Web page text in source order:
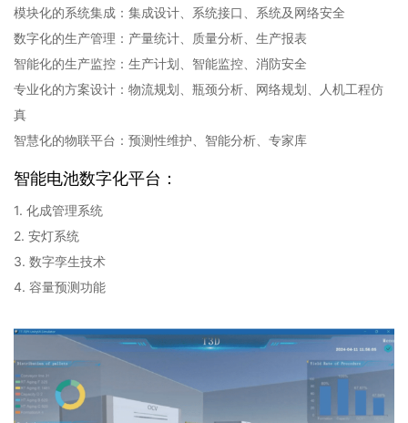
模块化的系统集成：集成设计、系统接口、系统及网络安全
数字化的生产管理：产量统计、质量分析、生产报表
智能化的生产监控：生产计划、智能监控、消防安全
专业化的方案设计：物流规划、瓶颈分析、网络规划、人机工程仿
真
智慧化的物联平台：预测性维护、智能分析、专家库
智能电池数字化平台：
1. 化成管理系统
2. 安灯系统
3. 数字孪生技术
4. 容量预测功能